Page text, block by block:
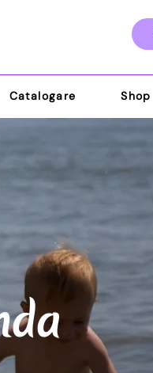
Catalogare Shop